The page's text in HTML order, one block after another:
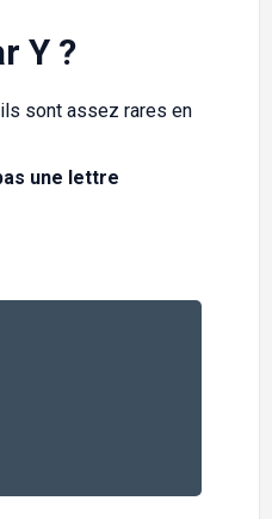
Y ?
sont assez rares en
une lettre